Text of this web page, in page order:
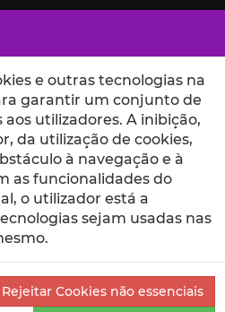
e ciência no Iscte
Descrição Detalhada
e outras tecnologias na
garantir um conjunto de
utilizadores. A inibição,
da utilização de cookies,
à navegação e à
as funcionalidades do
o utilizador está a
sejam usadas nas
Rejeitar Cookies não essenciais